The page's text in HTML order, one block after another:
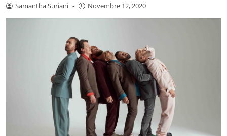
Samantha Suriani - Novembre 12, 2020